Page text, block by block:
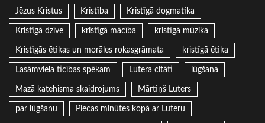
Jēzus Kristus Kristība Kristīgā dogmatika
Kristīgā dzīve kristīgā mācība kristīgā mūzika
Kristīgās ētikas un morāles rokasgrāmata kristīgā ētika
Lasāmviela ticības spēkam Lutera citāti lūgšana
Mazā katehisma skaidrojums Mārtiņš Luters
par lūgšanu Piecas minūtes kopā ar Luteru